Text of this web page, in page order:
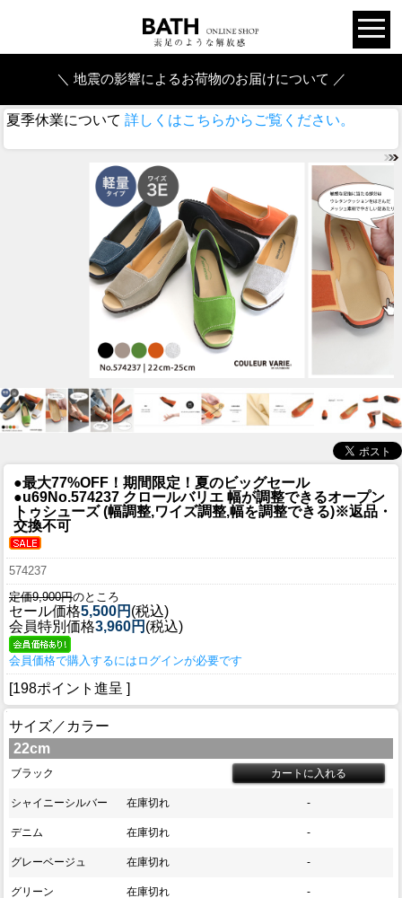
＼ 地震の影響によるお荷物のお届けについて ／
夏季休業について 詳しくはこちらからご覧ください。
●最大77%OFF！期間限定！夏のビッグセール
●u69No.574237 クロールバリエ 幅が調整できるオープン
トゥシューズ (幅調整,ワイズ調整,幅を調整できる)※返品・
交換不可
574237
定価9,900円のところ
セール価格5,500円 (税込)
会員特別価格3,960円 (税込)
会員価格で購入するにはログインが必要です
[198ポイント進呈 ]
サイズ／カラー
22cm
ブラック
シャイニーシルバー 在庫切れ -
デニム 在庫切れ -
グレーベージュ 在庫切れ -
グリーン 在庫切れ -